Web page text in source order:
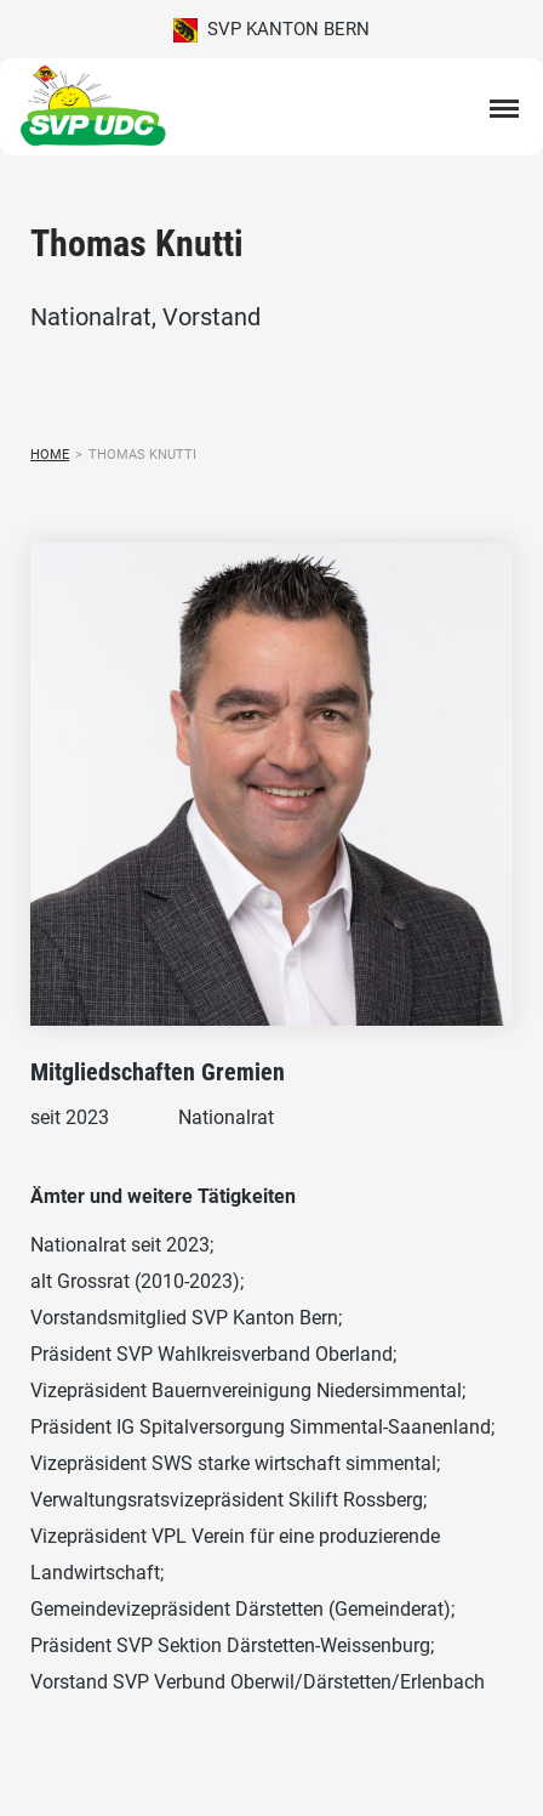
SVP KANTON BERN
Thomas Knutti
Nationalrat, Vorstand
HOME > THOMAS KNUTTI
Mitgliedschaften Gremien
seit 2023 Nationalrat
Ämter und weitere Tätigkeiten
Nationalrat seit 2023;
alt Grossrat (2010-2023);
Vorstandsmitglied SVP Kanton Bern;
Präsident SVP Wahlkreisverband Oberland;
Vizepräsident Bauernvereinigung Niedersimmental;
Präsident IG Spitalversorgung Simmental-Saanenland;
Vizepräsident SWS starke wirtschaft simmental;
Verwaltungsratsvizepräsident Skilift Rossberg;
Vizepräsident VPL Verein für eine produzierende
Landwirtschaft;
Gemeindevizepräsident Därstetten (Gemeinderat);
Präsident SVP Sektion Därstetten-Weissenburg;
Vorstand SVP Verbund Oberwil/Därstetten/Erlenbach